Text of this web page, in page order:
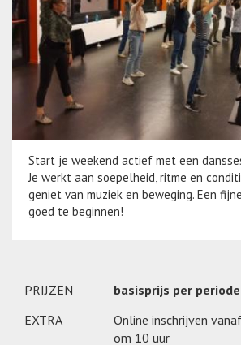
Start je weekend actief met een
Je werkt aan soepelheid, ritme en
geniet van muziek en beweging. Een
goed te beginnen!
PRIJZEN basisprijs per periode
EXTRA
Online inschrijven
om 10 uur